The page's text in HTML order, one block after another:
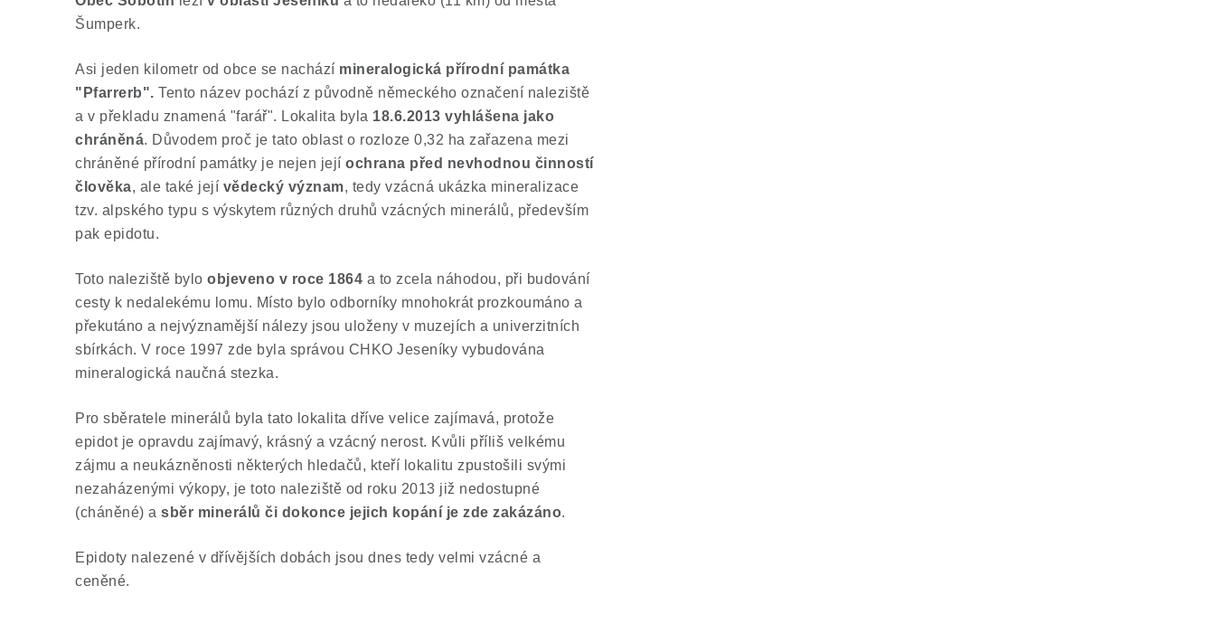
Šumperk.
Asi jeden kilometr od obce se nachází mineralogická přírodní památka
"Pfarrerb". Tento název pochází z původně německého označení naleziště
a v překladu znamená "farář". Lokalita byla 18.6.2013 vyhlášena jako
chráněná. Důvodem proč je tato oblast o rozloze 0,32 ha zařazena mezi
chráněné přírodní památky je nejen její ochrana před nevhodnou činností
člověka, ale také její vědecký význam, tedy vzácná ukázka mineralizace
tzv. alpského typu s výskytem různých druhů vzácných minerálů, především
pak epidotu.
Toto naleziště bylo objeveno v roce 1864 a to zcela náhodou, při budování
cesty k nedalekému lomu. Místo bylo odborníky mnohokrát prozkoumáno a
překutáno a nejvýznamější nálezy jsou uloženy v muzejích a univerzitních
sbírkách. V roce 1997 zde byla správou CHKO Jeseníky vybudována
mineralogická naučná stezka.
Pro sběratele minerálů byla tato lokalita dříve velice zajímavá, protože
epidot je opravdu zajímavý, krásný a vzácný nerost. Kvůli příliš velkému
zájmu a neukázněnosti některých hledačů, kteří lokalitu zpustošili svými
nezaházenými výkopy, je toto naleziště od roku 2013 již nedostupné
(cháněné) a sběr minerálů či dokonce jejich kopání je zde zakázáno.
Epidoty nalezené v dřívějších dobách jsou dnes tedy velmi vzácné a
ceněné.